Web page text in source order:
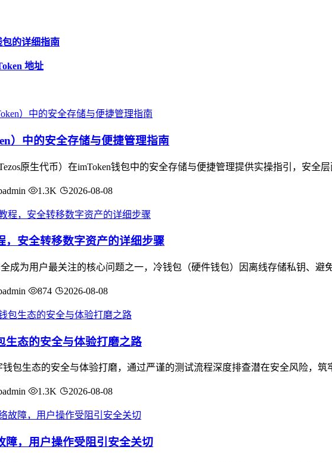
的详细指南
地址
）中的安全存储与便捷管理指南
原生代币）在imToken钱包中的安全存储与便捷管理提供实操指引，安全
1.3K 2026-08-08
，安全转移数字资产的详细步骤
成为用户最关注的核心问题之一，冷钱包（硬件钱包）因离线存储私钥、避
874 2026-08-08
生态的安全与体验打磨之路
钱包生态的安全与体验打磨，通过严谨的测试流程深度排查潜在安全风险，
1.3K 2026-08-08
障，用户操作受阻引安全关切